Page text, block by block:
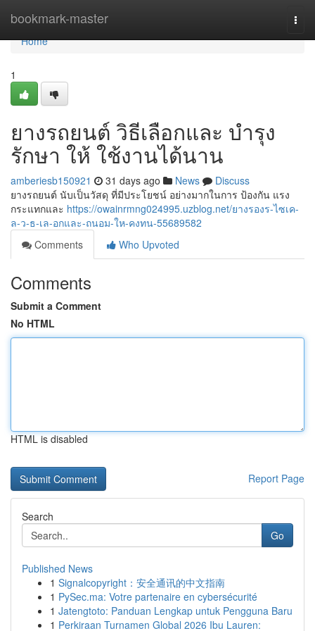
bookmark-master
Home
Home
1
ยางรถยนต์ วิธีเลือกและ บำรุง
รักษา ให้ ใช้งานได้นาน
amberiesb150921 31 days ago News
Discuss
ยางรถยนต์ นับเป็นวัสดุ ที่มีประโยชน์ อย่างมากในการ ป้องกัน แรง
กระแทกและ https://owainrmng024995.uzblog.net/ยางรองร-ไซเค-
ล-ว-ธ-เล-อกและ-ถนอม-ให-คงทน-55689582
Comments
Who Upvoted
Comments
Submit a Comment
No HTML
HTML is disabled
Report Page
Search
Go
Published News
1 Signalcopyright：安全通讯的中文指南
1 PySec.ma: Votre partenaire en cybersécurité
1 Jatengtoto: Panduan Lengkap untuk Pengguna Baru
1 Perkiraan Turnamen Global 2026 Ibu Lauren: